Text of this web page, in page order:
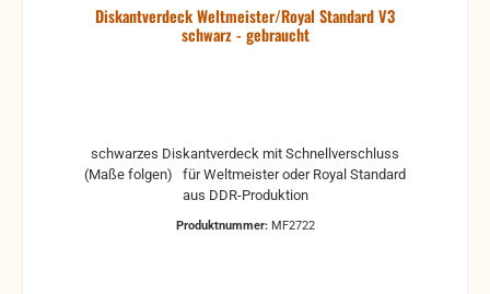
Diskantverdeck Weltmeister/Royal Standard V3
schwarz - gebraucht
schwarzes Diskantverdeck mit Schnellverschluss
(Maße folgen) für Weltmeister oder Royal Standard
aus DDR-Produktion
Produktnummer: MF2722